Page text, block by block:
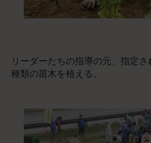
リーダーたちの指導の元、指定
種類の苗木を植える。